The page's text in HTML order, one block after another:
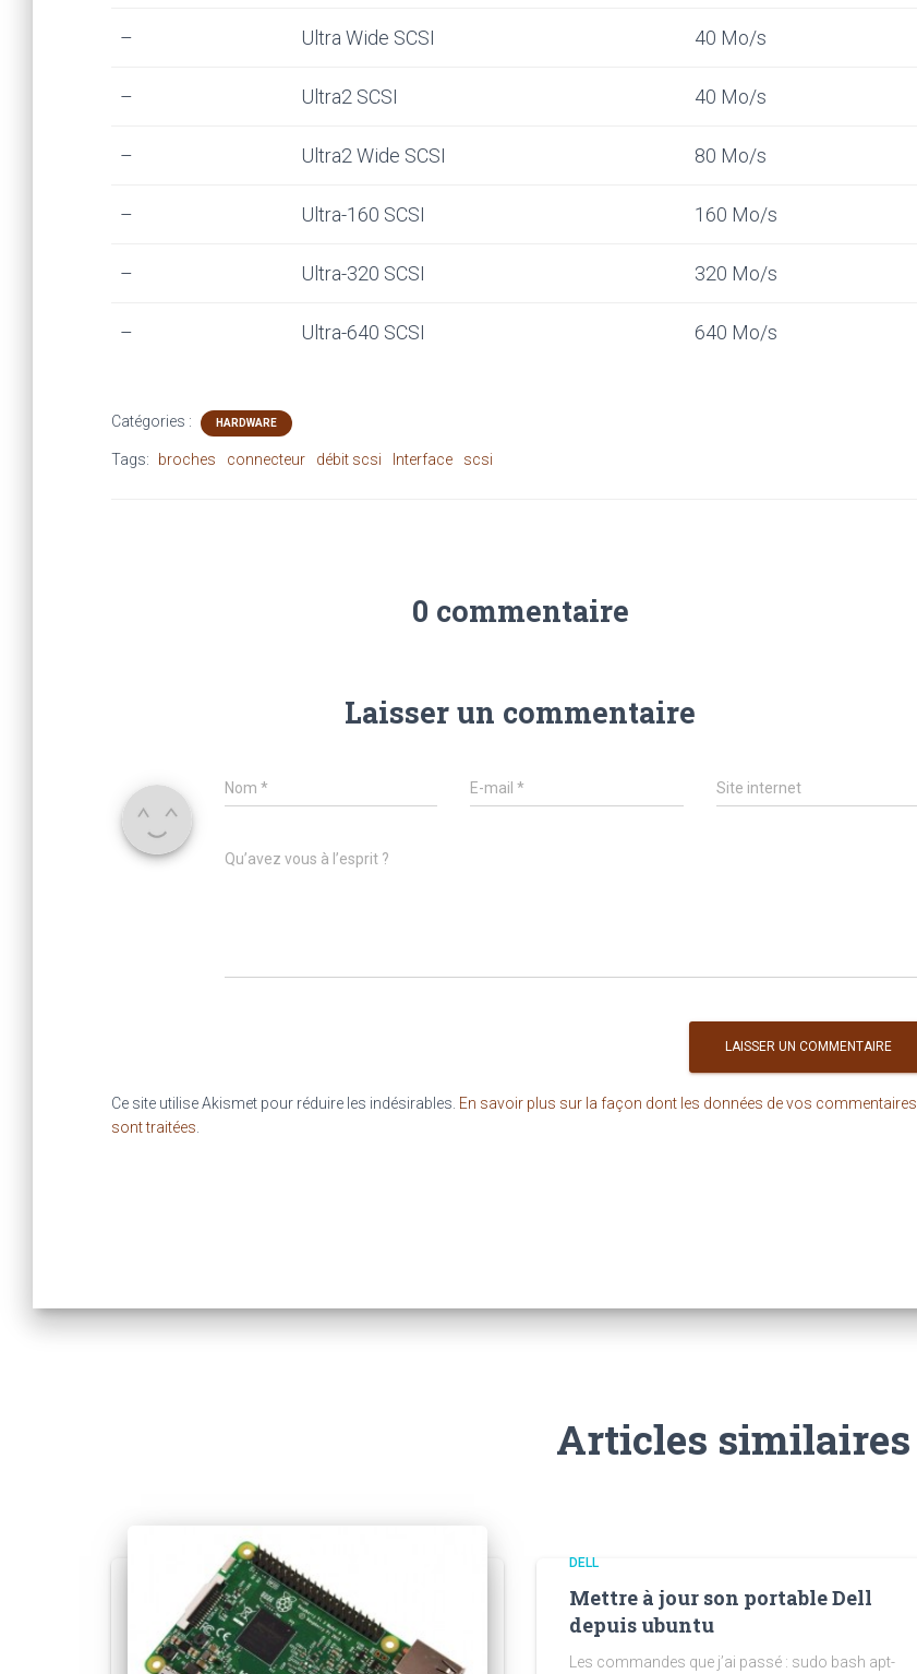
– Ultra Wide SCSI 40 Mo/s
– Ultra2 SCSI 40 Mo/s
– Ultra2 Wide SCSI 80 Mo/s
– Ultra-160 SCSI 160 Mo/s
– Ultra-320 SCSI 320 Mo/s
– Ultra-640 SCSI 640 Mo/s
Catégories : HARDWARE
Tags: broches connecteur débit scsi Interface scsi
0 commentaire
Laisser un commentaire
Nom * E-mail* Site internet
Qu’avez vous à l’esprit ?
Ce site utilise Akismet pour réduire les indésirables. En savoir plus sur la façon dont les données de vos commentaires
sont traitées
Articles similaires
DELL
Mettre à jour son portable Dell
depuis ubuntu
Les commandes que j’ai passé : sudo bash apt-